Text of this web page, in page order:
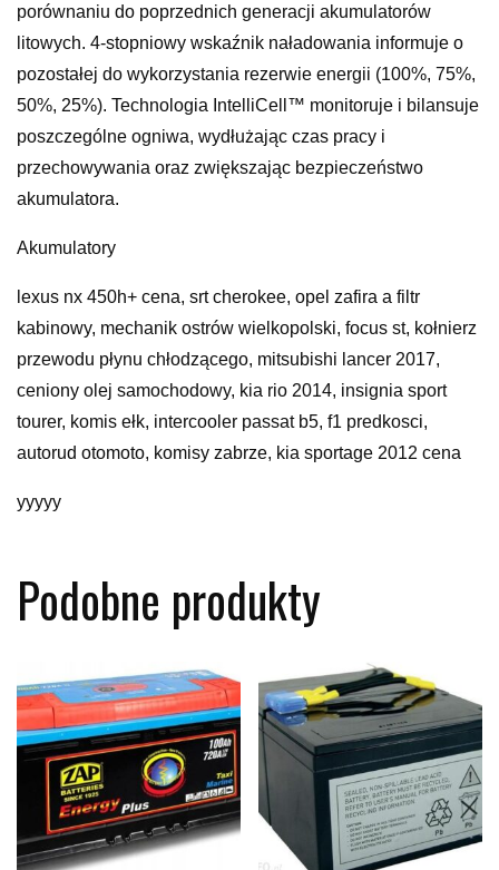
porównaniu do poprzednich generacji akumulatorów
litowych. 4-stopniowy wskaźnik naładowania informuje o
pozostałej do wykorzystania rezerwie energii (100%, 75%,
50%, 25%). Technologia IntelliCell™ monitoruje i bilansuje
poszczególne ogniwa, wydłużając czas pracy i
przechowywania oraz zwiększając bezpieczeństwo
akumulatora.
Akumulatory
lexus nx 450h+ cena, srt cherokee, opel zafira a filtr
kabinowy, mechanik ostrów wielkopolski, focus st, kołnierz
przewodu płynu chłodzącego, mitsubishi lancer 2017,
ceniony olej samochodowy, kia rio 2014, insignia sport
tourer, komis ełk, intercooler passat b5, f1 predkosci,
autorud otomoto, komisy zabrze, kia sportage 2012 cena
yyyyy
Podobne produkty